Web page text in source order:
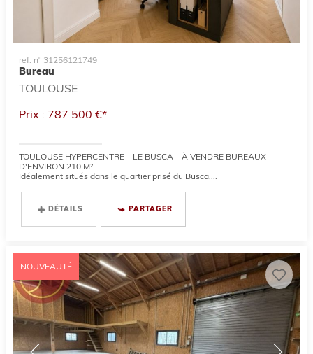
ref. n° 31256121749
Bureau
TOULOUSE
Prix : 787 500 €*
TOULOUSE HYPERCENTRE – LE BUSCA – À VENDRE BUREAUX
D'ENVIRON 210 M²
Idéalement situés dans le quartier prisé du Busca,...
DÉTAILS PARTAGER
NOUVEAUTÉ